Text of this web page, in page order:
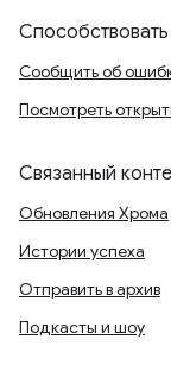
Способствовать
Сообщить об
Посмотреть
Связанный
Обновления Хрома
Истории успеха
Отправить в архив
Подкасты и шоу